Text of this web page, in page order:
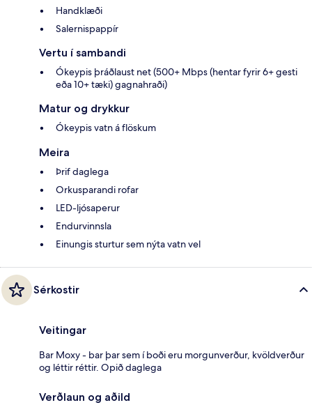
Handklæði
Salernispappír
Vertu í sambandi
Ókeypis þráðlaust net (500+ Mbps (hentar fyrir 6+ gesti
eða 10+ tæki) gagnahraði)
Matur og drykkur
Ókeypis vatn á flöskum
Meira
Þrif daglega
Orkusparandi rofar
LED-ljósaperur
Endurvinnsla
Einungis sturtur sem nýta vatn vel
Sérkostir
Veitingar
Bar Moxy - bar þar sem í boði eru morgunverður, kvöldverður
og léttir réttir. Opið daglega
Verðlaun og aðild